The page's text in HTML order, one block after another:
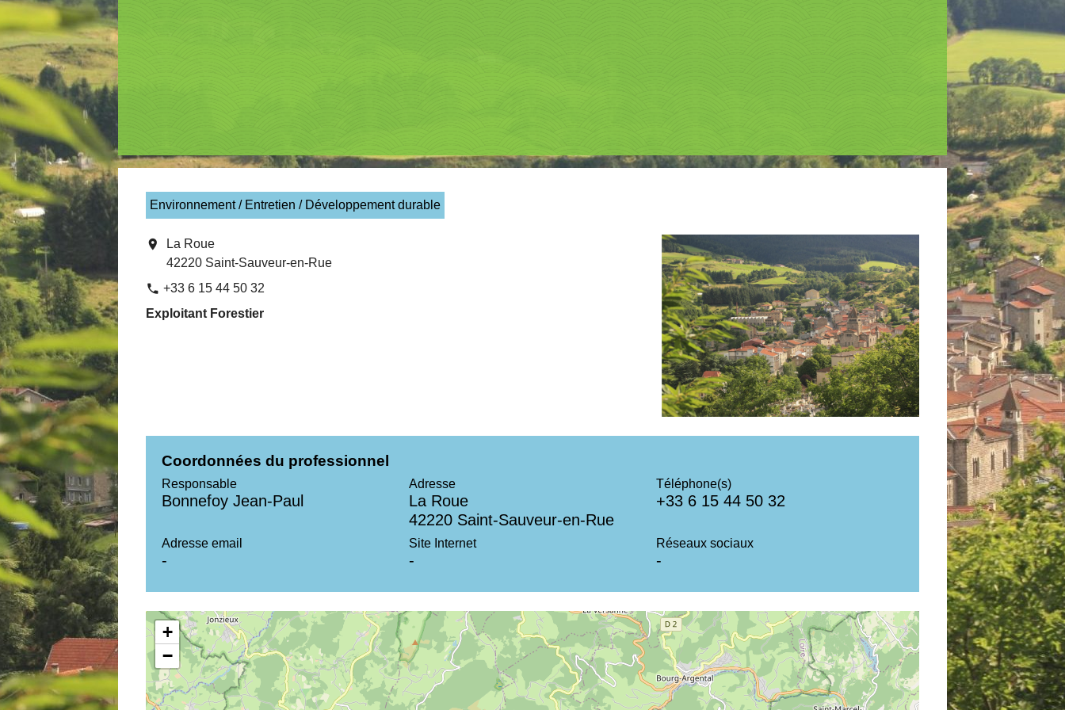
Environnement / Entretien / Développement durable
location_on
La Roue
42220 Saint-Sauveur-en-Rue
phone +33 6 15 44 50 32
Exploitant Forestier
Coordonnées du professionnel
Responsable
Bonnefoy Jean-Paul
Adresse
La Roue
42220 Saint-Sauveur-en-Rue
Téléphone(s)
+33 6 15 44 50 32
Adresse email
-
Site Internet
-
Réseaux sociaux
-
+
−